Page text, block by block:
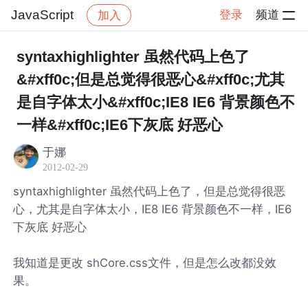
JavaScript 加入 登录 频道
JavaScript 帖子详情
syntaxhighlighter 虽然代码上色了
&#xff0c;但是总觉得很恶心&#xff0c;尤其
是自字体太小&#xff0c;IE8 IE6 背景颜色不
一样&#xff0c;IE6下灰底 好恶心
于娜
2012-02-29
syntaxhighlighter 虽然代码上色了，但是总觉得很恶
心，尤其是自字体太小，IE8 IE6 背景颜色不一样，IE6
下灰底 好恶心
我知道是更改 shCore.css文件，但是怎么改都没效
果。